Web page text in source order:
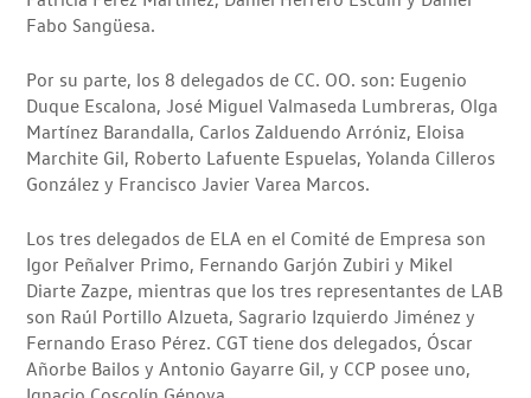
Fabo Sangüesa.
Por su parte, los 8 delegados de CC. OO. son: Eugenio
Duque Escalona, José Miguel Valmaseda Lumbreras, Olga
Martínez Barandalla, Carlos Zalduendo Arróniz, Eloisa
Marchite Gil, Roberto Lafuente Espuelas, Yolanda Cilleros
González y Francisco Javier Varea Marcos.
Los tres delegados de ELA en el Comité de Empresa son
Igor Peñalver Primo, Fernando Garjón Zubiri y Mikel
Diarte Zazpe, mientras que los tres representantes de LAB
son Raúl Portillo Alzueta, Sagrario Izquierdo Jiménez y
Fernando Eraso Pérez. CGT tiene dos delegados, Óscar
Añorbe Bailos y Antonio Gayarre Gil, y CCP posee uno,